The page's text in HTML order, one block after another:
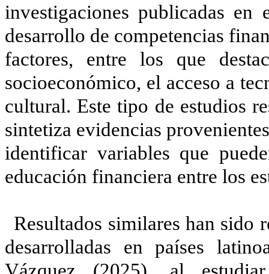
investigaciones publicadas
desarrollo de competencias
factores, entre los que
socioeconómico, el acceso a
cultural. Este tipo de estudios
sintetiza evidencias
identificar variables que
educación financiera entre los
Resultados similares han sido
desarrolladas en países